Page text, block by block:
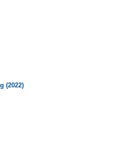
(2022)